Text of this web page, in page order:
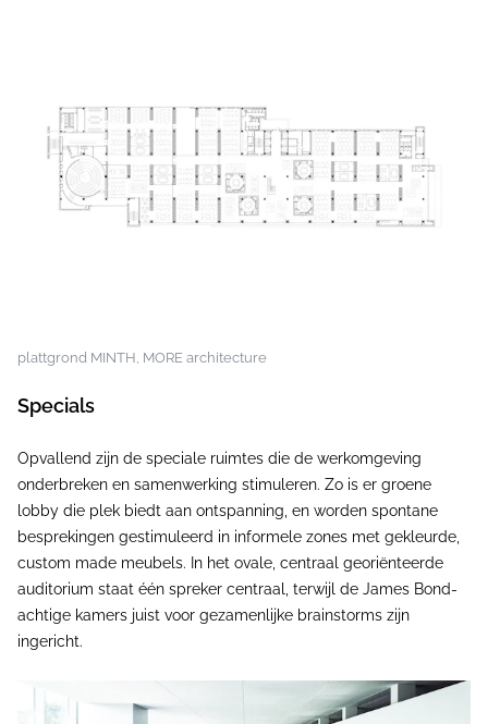
plattgrond MINTH, MORE architecture
Specials
Opvallend zijn de speciale ruimtes die de werkomgeving
onderbreken en samenwerking stimuleren. Zo is er groene
lobby die plek biedt aan ontspanning, en worden spontane
besprekingen gestimuleerd in informele zones met gekleurde,
custom made meubels. In het ovale, centraal georiënteerde
auditorium staat één spreker centraal, terwijl de James Bond-
achtige kamers juist voor gezamenlijke brainstorms zijn
ingericht.